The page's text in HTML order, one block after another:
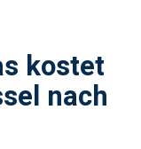
kostet
nach